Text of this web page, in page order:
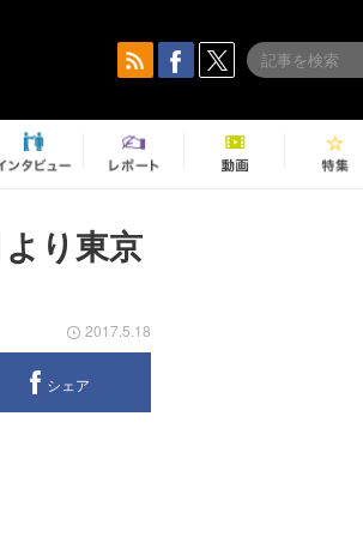
り東京
2017.5.18
シェア